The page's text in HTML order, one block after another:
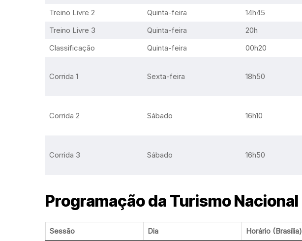
Treino Livre 2
Quinta-feira 14h45
Treino Livre 3
Quinta-feira 20h
Classificação
Quinta-feira 00h20
Corrida 1 Sexta-feira 18h50
Corrida 2 Sábado 16h10
Corrida 3 Sábado 16h50
Programação da Turismo Nacional
Sessão Dia Horário (Brasília)